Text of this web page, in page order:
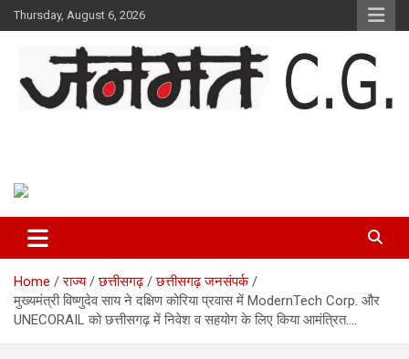
Skip
to
Thursday, August 6, 2026
Home राज्य छत्तीसगढ़
छत्तीसगढ़ जनसंपर्क
मुख्यमंत्री विष्णुदेव साय ने दक्षिण कोरिया प्रवास में ModernTech Corp. और
UNECORAIL को छत्तीसगढ़ में निवेश व सहयोग के लिए किया आमंत्रित….